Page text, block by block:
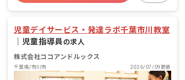
児童デイサービス・発達ラボ千葉市川教室
児童指導員 の求人
株式会社ココアンドルックス
千葉県/市川市 2026/07/09更新